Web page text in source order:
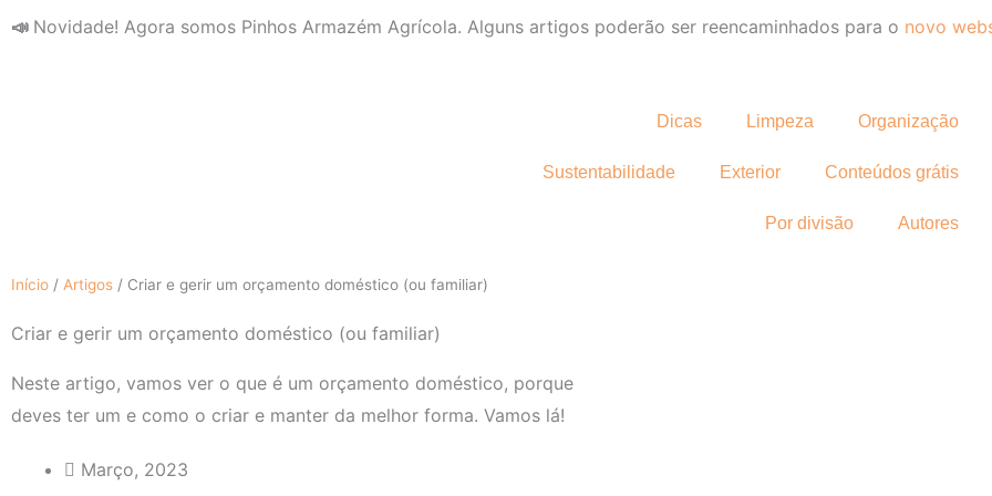
Skip
📣 Novidade! Agora somos Pinhos Armazém Agrícola. Alguns artigos poderão ser reencaminhados para o novo
Dicas Limpeza Organização
Sustentabilidade Exterior Conteúdos grátis
Por divisão Autores
Início / Artigos / Criar e gerir um orçamento doméstico (ou familiar)
Criar e gerir um orçamento doméstico (ou familiar)
Neste artigo, vamos ver o que é um orçamento doméstico, porque
deves ter um e como o criar e manter da melhor forma. Vamos lá!
Março, 2023